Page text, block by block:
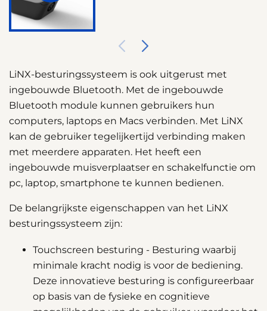
LiNX-besturingssysteem is ook uitgerust met
ingebouwde Bluetooth. Met de ingebouwde
Bluetooth module kunnen gebruikers hun
computers, laptops en Macs verbinden. Met LiNX
kan de gebruiker tegelijkertijd verbinding maken
met meerdere apparaten. Het heeft een
ingebouwde muisverplaatser en schakelfunctie om
pc, laptop, smartphone te kunnen bedienen.
De belangrijkste eigenschappen van het LiNX
besturingssysteem zijn:
Touchscreen besturing - Besturing waarbij
minimale kracht nodig is voor de bediening.
Deze innovatieve besturing is configureerbaar
op basis van de fysieke en cognitieve